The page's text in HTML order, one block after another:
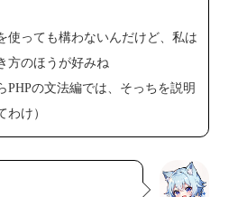
使っても構わないんだけど、私は
方のほうが好みね
PHPの文法編では、そっちを説明
わけ）